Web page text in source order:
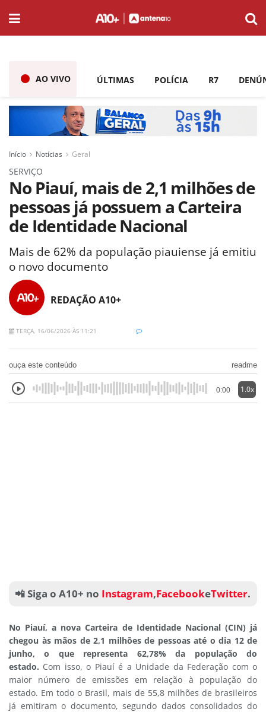
AO VIVO ÚLTIMAS POLÍCIA R7
Início Notícias Geral
SERVIÇO
No Piauí, mais de 2,1 milhões de
pessoas já possuem a Carteira
de Identidade Nacional
Mais de 62% da população piauiense já emitiu
o novo documento
REDAÇÃO A10+
TERÇA, 16/06/2026 ÀS 11:21
ouça este conteúdo readme
0:00 1.0x
📲 Siga o A10+ no Instagram,FacebookeTwitter.
No Piauí, a nova Carteira de Identidade Nacional (CIN) já
chegou às mãos de 2,1 milhões de pessoas até o dia 12 de
junho, o que representa 62,78% da população do
estado. Com isso, o Piauí é a Unidade da Federação com o
maior número de emissões em relação à população do
estado. Em todo o Brasil, mais de 55,8 milhões de brasileiros
já emitiram o documento, segundo dados consolidados do